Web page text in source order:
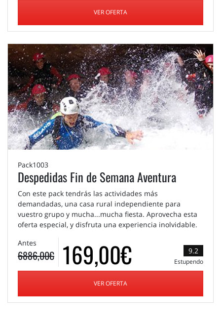
VER OFERTA
Pack1003
Despedidas Fin de Semana Aventura
Con este pack tendrás las actividades más
demandadas, una casa rural independiente para
vuestro grupo y mucha...mucha fiesta. Aprovecha esta
oferta especial, y disfruta una experiencia inolvidable.
Antes
6886,00€ 169,00€ 9.2
Estupendo
VER OFERTA